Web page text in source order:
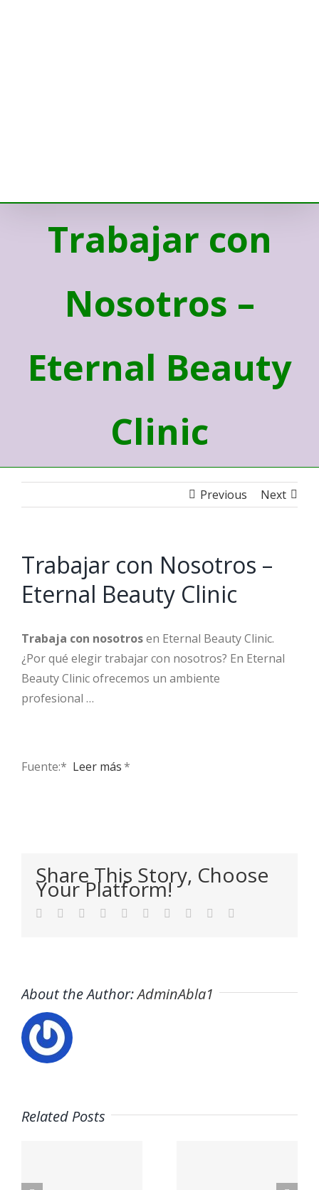
Trabajar con
Nosotros –
Eternal Beauty
Clinic
Previous Next
Trabajar con Nosotros –
Eternal Beauty Clinic
Trabaja con nosotrosen Eternal Beauty Clinic.
¿Por qué elegir trabajar con nosotros? En Eternal
Beauty Clinic ofrecemos un ambiente
profesional …
Fuente:* ​ Leer más*
Share This Story, Choose
Your Platform!
Facebook
TwitterLinkedIn
Reddit WhatsApp
TumblrPinterest Xing
About the Author:AdminAbla1
Related Posts